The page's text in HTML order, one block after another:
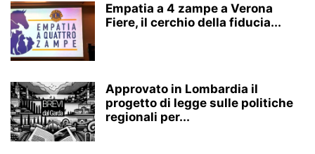
Empatia a 4 zampe a Verona
Fiere, il cerchio della fiducia...
Approvato in Lombardia il
progetto di legge sulle politiche
regionali per...